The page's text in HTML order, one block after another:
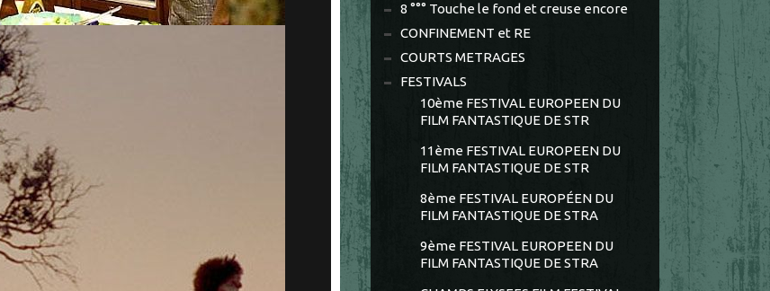
8 °°° Touche le fond et creuse encore
CONFINEMENT et RE
COURTS METRAGES
FESTIVALS
10ème FESTIVAL EUROPEEN DU
FILM FANTASTIQUE DE STR
11ème FESTIVAL EUROPEEN DU
FILM FANTASTIQUE DE STR
8ème FESTIVAL EUROPÉEN DU
FILM FANTASTIQUE DE STRA
9ème FESTIVAL EUROPEEN DU
FILM FANTASTIQUE DE STRA